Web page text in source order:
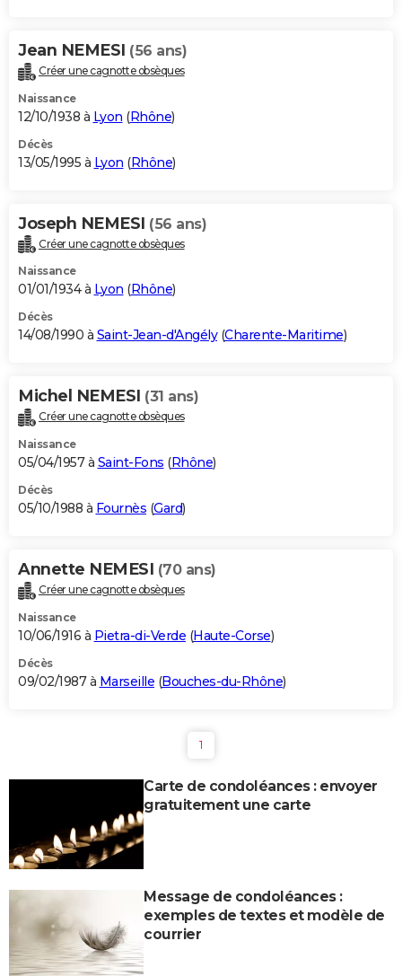
Jean NEMESI (56 ans)
Créer une cagnotte obsèques
Naissance
12/10/1938 à Lyon (Rhône)
Décès
13/05/1995 à Lyon (Rhône)
Joseph NEMESI (56 ans)
Créer une cagnotte obsèques
Naissance
01/01/1934 à Lyon (Rhône)
Décès
14/08/1990 à Saint-Jean-d'Angély(Charente-Maritime)
Michel NEMESI (31 ans)
Créer une cagnotte obsèques
Naissance
05/04/1957 à Saint-Fons (Rhône)
Décès
05/10/1988 à Fournès (Gard)
Annette NEMESI (70 ans)
Créer une cagnotte obsèques
Naissance
10/06/1916 à Pietra-di-Verde (Haute-Corse)
Décès
09/02/1987 à Marseille (Bouches-du-Rhône)
1
Carte de condoléances : envoyer
gratuitement une carte
Message de condoléances :
exemples de textes et modèle de
courrier